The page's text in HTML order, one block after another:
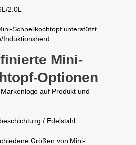
2.0L
Schnellkochtopf unterstützt
Induktionsherd
Mini-
Optionen
auf Produkt und
/ Edelstahl
Größen von Mini-